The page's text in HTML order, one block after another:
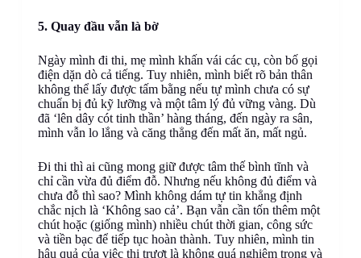
5. Quay đầu vẫn là bờ
Ngày mình đi thi, mẹ mình khấn vái các cụ, còn bố gọi
điện dặn dò cả tiếng. Tuy nhiên, mình biết rõ bản thân
không thể lấy được tấm bằng nếu tự mình chưa có sự
chuẩn bị đủ kỹ lưỡng và một tâm lý đủ vững vàng. Dù
đã ‘lên dây cót tinh thần’ hàng tháng, đến ngày ra sân,
mình vẫn lo lắng và căng thẳng đến mất ăn, mất ngủ.
Đi thi thì ai cũng mong giữ được tâm thế bình tĩnh và
chỉ cần vừa đủ điểm đỗ. Nhưng nếu không đủ điểm và
chưa đỗ thì sao? Mình không dám tự tin khẳng định
chắc nịch là ‘Không sao cả’. Bạn vẫn cần tốn thêm một
chút hoặc (giống mình) nhiều chút thời gian, công sức
và tiền bạc để tiếp tục hoàn thành. Tuy nhiên, mình tin
hậu quả của việc thi trượt là không quá nghiêm trọng và